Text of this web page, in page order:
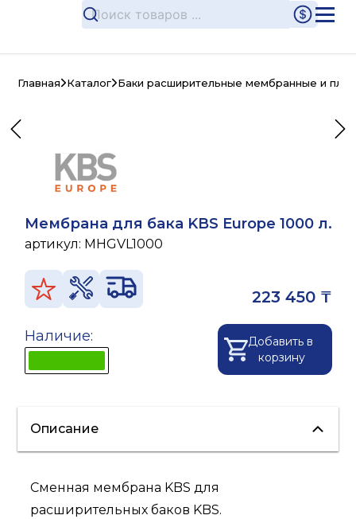
Главная Каталог Баки расширительные мембранные и
Мембрана для бака KBS Europe 1000 л.
артикул: MHGVL1000
223 450 ₸
Наличие:
Добавить в
корзину
Описание
Сменная мембрана KBS для
расширительных баков KBS.